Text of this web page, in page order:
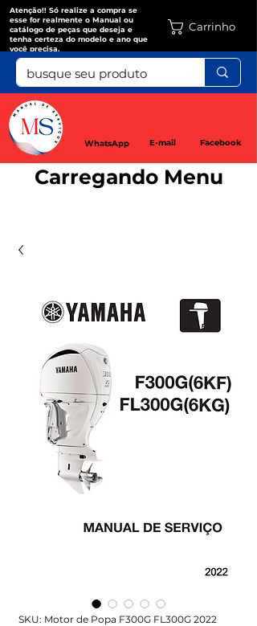
Atenção!! Só realize a compra se
esse for realmente o Manual ou
catálogo de peças que deseja e
tenha certeza do modelo e ano que
você precisa.
WhatsApp E-mail Facebook
Carrinho
Carregando Menu
SKU: Motor de Popa F300G FL300G 2022